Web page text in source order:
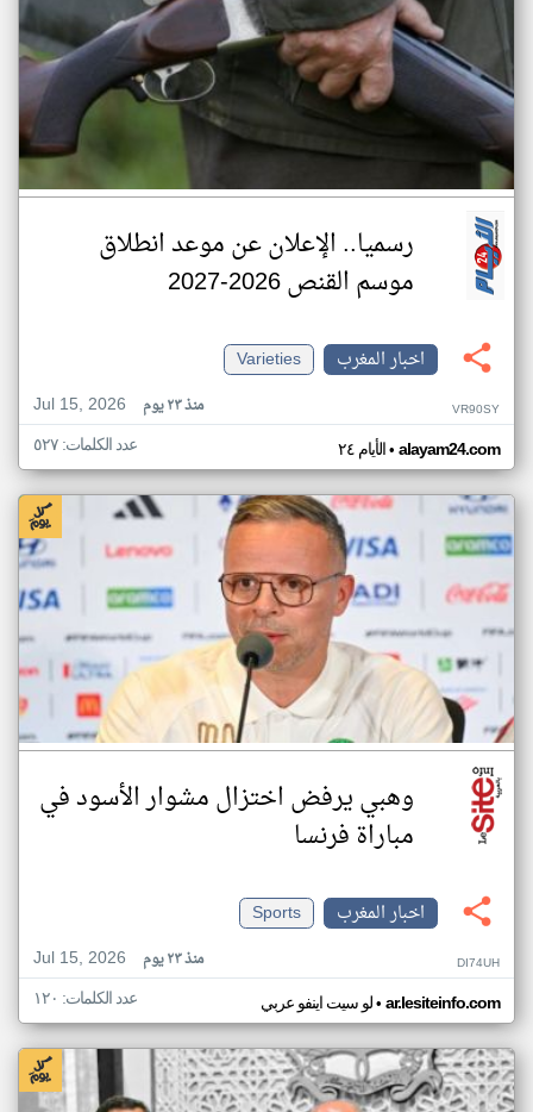
رسميا.. الإعلان عن موعد انطلاق
موسم القنص 2026-2027
اخبار المغرب
Varieties
Jul 15, 2026
منذ ٢٣ يوم VR90SY
الأيام ٢٤• alayam24.com عدد الكلمات: ٥٢٧
وهبي يرفض اختزال مشوار الأسود في
مباراة فرنسا
اخبار المغرب
Sports
Jul 15, 2026
منذ ٢٣ يوم DI74UH
لو سيت اينفو عربي• ar.lesiteinfo.com عدد الكلمات: ١٢٠